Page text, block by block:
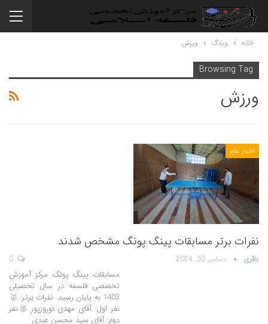
خانه وبلاگ ورزش
Browsing Tag
ورزش
اخبار عام
نفرات برتر مسابقات پینگ پونگ مشخص شدند
باقری دسامبر 30, 2024
مسابقات پینگ پونگ مرکز آموزش
تخصصی فلسفه در سال تحصیلی
1403 به پایان رسید. نفرات برتر: 🥇
نفر اول: آقای مهدی نوروزپور 🥈نفر
دوم: آقای سید محسن عبدی